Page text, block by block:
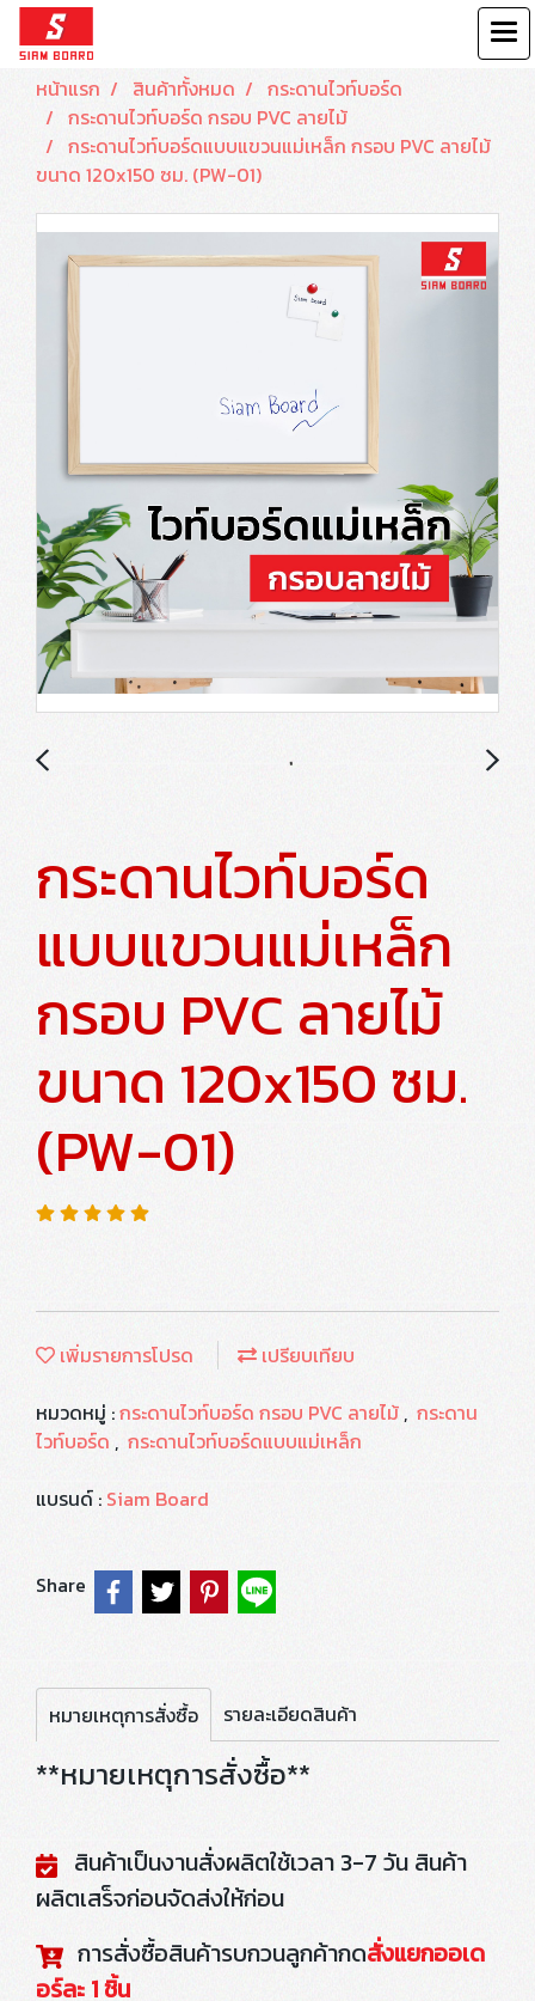
หน้าแรก สินค้าทั้งหมด
กระดานไวท์บอร์ด
กระดานไวท์บอร์ด กรอบ PVC ลายไม้
กระดานไวท์บอร์ดแบบแขวนแม่เหล็ก กรอบ PVC ลายไม้
ขนาด 120x150 ซม. (PW-01)
กระดานไวท์บอร์ด
แบบแขวนแม่เหล็ก
กรอบ PVC ลายไม้
ขนาด 120x150 ซม.
(PW-01)
เพิ่มรายการโปรด
เปรียบเทียบ
หมวดหมู่ :กระดานไวท์บอร์ด กรอบ PVC ลายไม้ , กระดาน
ไวท์บอร์ด , กระดานไวท์บอร์ดแบบแม่เหล็ก
แบรนด์ : Siam Board
Share
หมายเหตุการสั่งซื้อ รายละเอียดสินค้า
**หมายเหตุการสั่งซื้อ**
สินค้าเป็นงานสั่งผลิตใช้เวลา 3-7 วัน สินค้า
ผลิตเสร็จก่อนจัดส่งให้ก่อน
การสั่งซื้อสินค้ารบกวนลูกค้ากดสั่งแยกออเด
อร์ละ 1 ชิ้น